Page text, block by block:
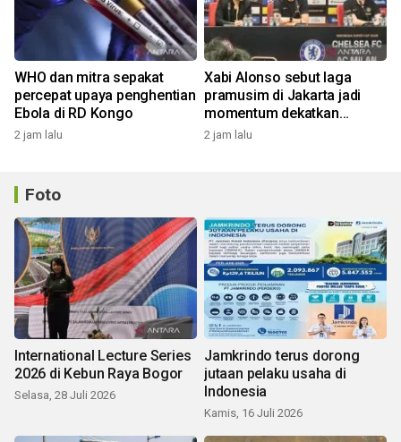
WHO dan mitra sepakat
percepat upaya penghentian
Ebola di RD Kongo
2 jam lalu
Xabi Alonso sebut laga
pramusim di Jakarta jadi
momentum dekatkan
Chelsea dengan penggemar
2 jam lalu
Foto
International Lecture Series
2026 di Kebun Raya Bogor
Selasa, 28 Juli 2026
Jamkrindo terus dorong
jutaan pelaku usaha di
Indonesia
Kamis, 16 Juli 2026